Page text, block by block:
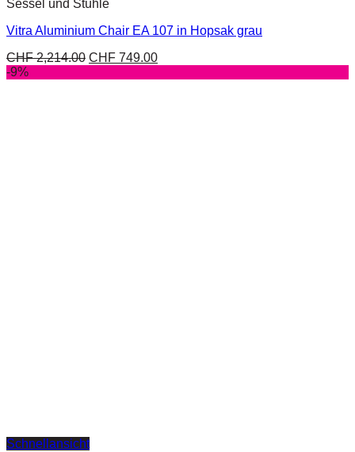
Sessel und Stühle
Vitra Aluminium Chair EA 107 in Hopsak grau
CHF2,214.00 CHF 749.00
-9%
Schnellansicht